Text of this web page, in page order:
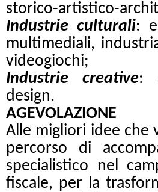
storico-artistico-
Industrie culturali:
multimediali,
videogiochi;
Industrie creative:
design.
AGEVOLAZIONE
Alle migliori idee che
percorso di
specialistico nel
fiscale, per la